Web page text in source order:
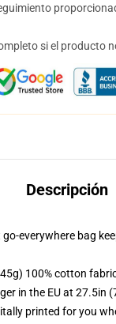
si el producto
Descripción
everywhere bag
100% cotton
in the EU at 27.5in
printed for you